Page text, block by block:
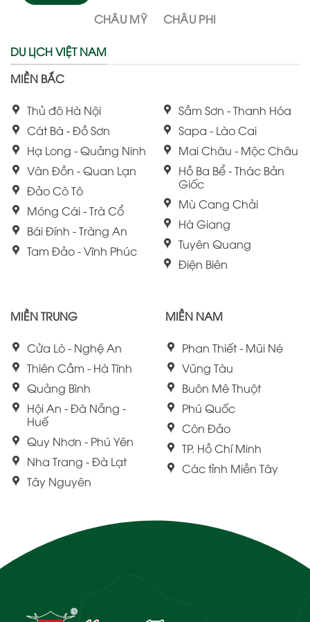
CHÂU MỸ
CHÂU PHI
DU LỊCH VIỆT NAM
MIỀN BẮC
Thủ đô Hà Nội
Cát Bà - Đồ Sơn
Hạ Long - Quảng Ninh
Vân Đồn - Quan Lạn
Đảo Cô Tô
Móng Cái - Trà Cổ
Bái Đính - Tràng An
Tam Đảo - Vĩnh Phúc
Sầm Sơn - Thanh Hóa
Sapa - Lào Cai
Mai Châu - Mộc Châu
Hồ Ba Bể - Thác Bản
Giốc
Mù Cang Chải
Hà Giang
Tuyên Quang
Điện Biên
MIỀN TRUNG
Cửa Lò - Nghệ An
Thiên Cầm - Hà Tĩnh
Quảng Bình
Hội An - Đà Nẵng -
Huế
Quy Nhơn - Phú Yên
Nha Trang - Đà Lạt
Tây Nguyên
MIỀN NAM
Phan Thiết - Mũi Né
Vũng Tàu
Buôn Mê Thuột
Phú Quốc
Côn Đảo
TP. Hồ Chí Minh
Các tỉnh Miền Tây